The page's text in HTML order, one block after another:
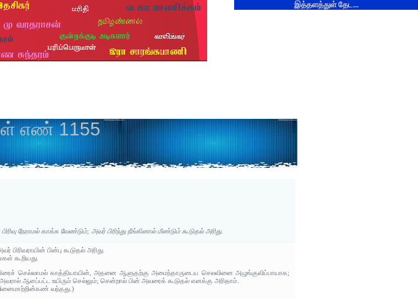
இத்தளத்துள் தேட...
எண் 1155
நேராமல் காக்க வேண்டும்; அவர் பிரிந்து நீங்கினால் மீண்டும் கூடுதல் அரிது.
பின்பு கூடுதல் அரிது.
கூறியது.
செல்லாமல் காத்தியாயின், அதனை ஆளுதற்கு அமைந்தாருடைய செலவினை அழுங்குவிப்பாயாக;
அவரால் ஆளப்பட்ட உயிரும் செல்லும்; சென்றால் பின் அவரைக் கூடுதல் எனக்கு அரிதாம்.
வந்தது.)